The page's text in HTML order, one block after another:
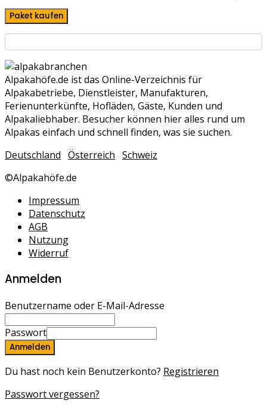
Paket kaufen
Alpakahöfe.de ist das Online-Verzeichnis für
Alpakabetriebe, Dienstleister, Manufakturen,
Ferienunterkünfte, Hofläden, Gäste, Kunden und
Alpakaliebhaber. Besucher können hier alles rund um
Alpakas einfach und schnell finden, was sie suchen.
Deutschland Österreich Schweiz
©Alpakahöfe.de
Impressum
Datenschutz
AGB
Nutzung
Widerruf
Anmelden
Benutzername oder E-Mail-Adresse
Passwort
Anmelden
Du hast noch kein Benutzerkonto? Registrieren
Passwort vergessen?